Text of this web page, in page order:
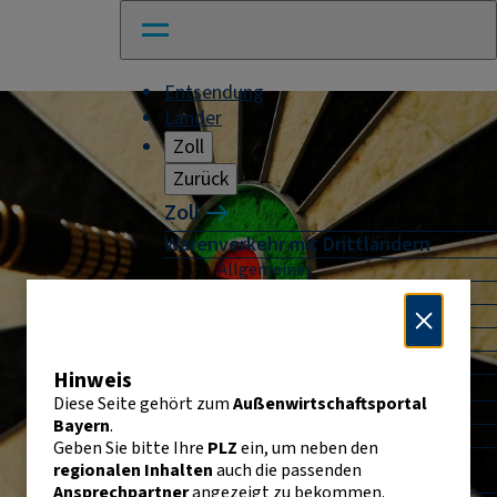
Entsendung
Länder
Zoll
Zurück
Zoll
Warenverkehr mit Drittländern
Allgemeines
Warenursprung und Präferenzen
Allgemeines
Umsatzsteuer-
Identifikationsnummer
Hinweis
Diese Seite gehört zumAußenwirtschaftsportal
Bayern.
Geben Sie bitte Ihre PLZein, um neben den
regionalen Inhaltenauch die passenden
Ansprechpartnerangezeigt zu bekommen.